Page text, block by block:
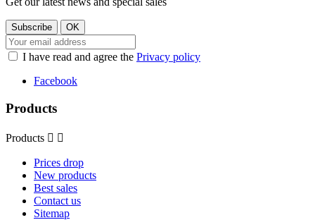
I have read and agree the Privacy policy
Facebook
Products
Products  
Prices drop
New products
Best sales
Contact us
Sitemap